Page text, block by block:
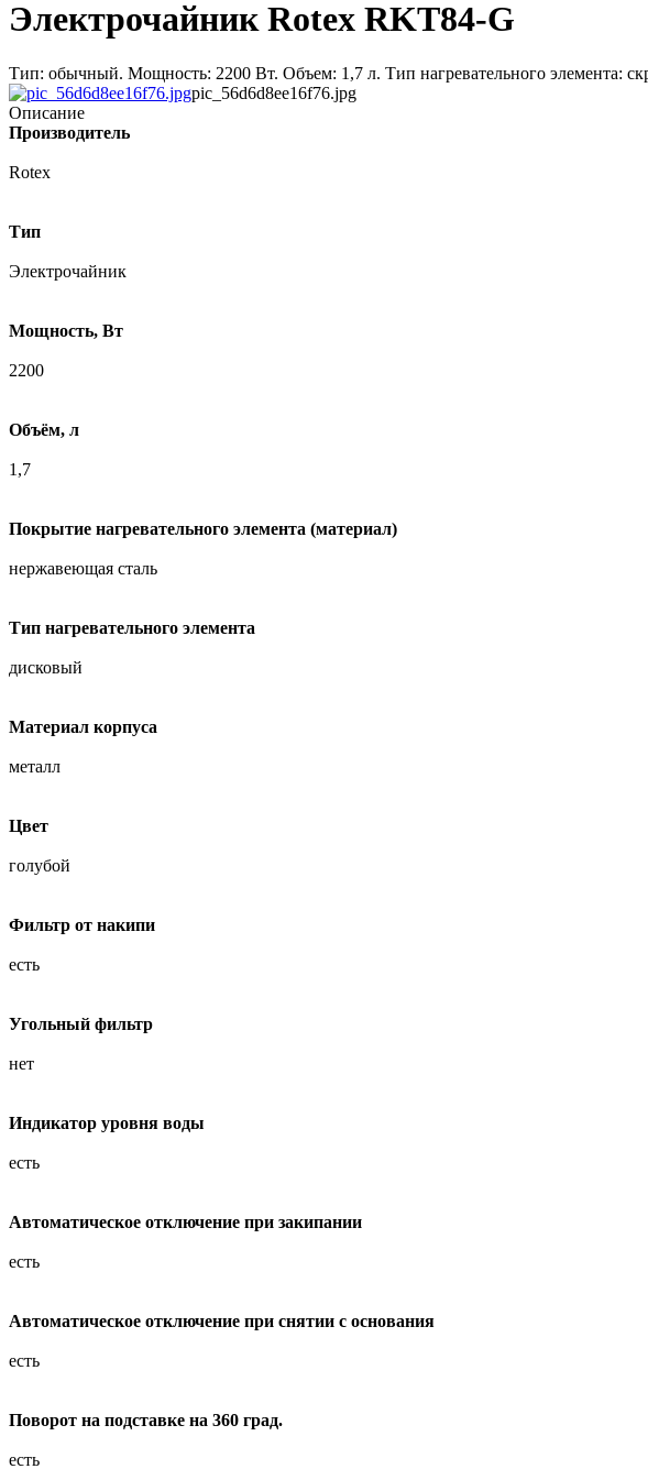
Электрочайник Rotex RKT84-G
Тип: обычный. Мощность: 2200 Вт. Объем: 1,7 л. Тип нагревательного элемента:
pic_56d6d8ee16f76.jpg
Описание
Производитель
Rotex
Тип
Электрочайник
Мощность, Вт
2200
Объём, л
1,7
Покрытие нагревательного элемента (материал)
нержавеющая сталь
Тип нагревательного элемента
дисковый
Материал корпуса
металл
Цвет
голубой
Фильтр от накипи
есть
Угольный фильтр
нет
Индикатор уровня воды
есть
Автоматическое отключение при закипании
есть
Автоматическое отключение при снятии с основания
есть
Поворот на подставке на 360 град.
есть